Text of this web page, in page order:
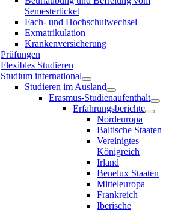
Semesterticket
Fach- und Hochschulwechsel
Exmatrikulation
Krankenversicherung
Prüfungen
Flexibles Studieren
Studium international
Studieren im Ausland
Erasmus-Studienaufenthalt
Erfahrungsberichte
Nordeuropa
Baltische Staaten
Vereinigtes
Königreich
Irland
Benelux Staaten
Mitteleuropa
Frankreich
Iberische